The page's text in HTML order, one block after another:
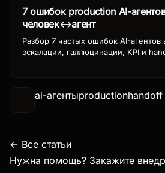
7 ошибок production AI-
человек↔агент
Разбор 7 частых ошибок AI-агентов
эскалации, галлюцинации, KPI и
ai-агентыproductionhandoff
← Все статьи
Нужна помощь? Закажите